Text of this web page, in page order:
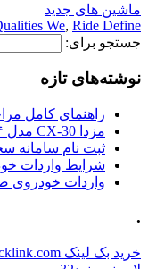
ماشین های جدید
We, Ride Define
جستجو برای:
نوشته‌های تازه
راهنمای کامل مراحل
مزدا CX-30 مدل ۲۰۲۴ آفتاب خودرو؛ بررسی و مشخصات فنی
ثبت نام سامانه
شرایط واردات
واردات خودروی
.
خرید بک لینک behtarinbacklink.com